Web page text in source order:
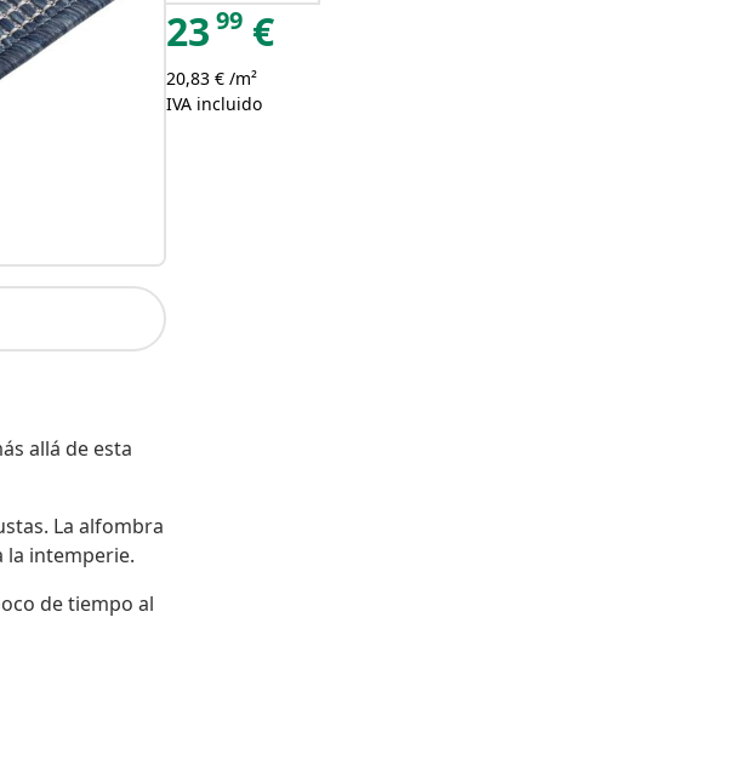
allá de esta
La alfombra
la intemperie.
de tiempo al
23 99 €
20,83 € /m²
IVA incluido